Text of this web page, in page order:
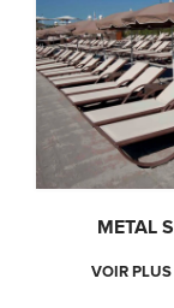
METAL
VOIR PLUS